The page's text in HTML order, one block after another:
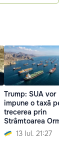
Trump: SUA vor
impune o taxă
trecerea prin
Strâmtoarea
13 Iul. 21:27